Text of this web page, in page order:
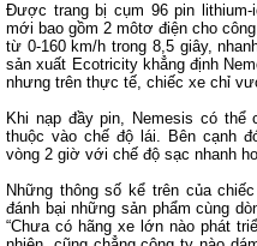
Được trang bị cụm 96 pin lithium-
mới bao gồm 2 môtơ điện cho
từ 0-160 km/h trong 8,5 giây,
sản xuất Ecotricity khẳng định
nhưng trên thực tế, chiếc xe chỉ
Khi nạp đầy pin, Nemesis có thể
thuộc vào chế độ lái. Bên cạnh
vòng 2 giờ với chế độ sạc nhanh
Những thông số kể trên của
đánh bại những sản phẩm cùng
“Chưa có hãng xe lớn nào phát